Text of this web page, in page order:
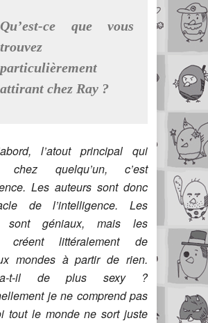
Qu’est-ce que vous
trouvez
particulièrement
attirant chez Ray ?
l’atout principal qui
chez quelqu’un, c’est
Les auteurs sont donc
de l’intelligence. Les
sont géniaux, mais les
créent littéralement de
mondes à partir de rien.
a-t-il de plus sexy ?
je ne comprend pas
tout le monde ne sort juste